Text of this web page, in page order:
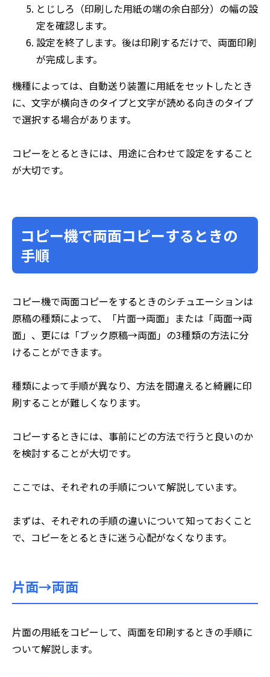
とじしろ（印刷した用紙の端の余白部分）の幅の設
定を確認します。
設定を終了します。後は印刷するだけで、両面印刷
が完成します。
機種によっては、自動送り装置に用紙をセットしたとき
に、文字が横向きのタイプと文字が読める向きのタイプ
で選択する場合があります。
コピーをとるときには、用途に合わせて設定をすること
が大切です。
コピー機で両面コピーするときの
手順
コピー機で両面コピーをするときのシチュエーションは
原稿の種類によって、「片面→両面」または「両面→両
面」、更には「ブック原稿→両面」の3種類の方法に分
けることができます。
種類によって手順が異なり、方法を間違えると綺麗に印
刷することが難しくなります。
コピーするときには、事前にどの方法で行うと良いのか
を検討することが大切です。
ここでは、それぞれの手順について解説しています。
まずは、それぞれの手順の違いについて知っておくこと
で、コピーをとるときに迷う心配がなくなります。
片面→両面
片面の用紙をコピーして、両面を印刷するときの手順に
ついて解説します。